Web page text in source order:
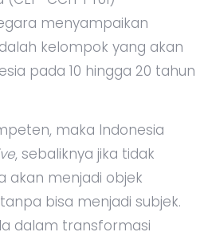
menyampaikan
kelompok yang akan
pada 10 hingga 20 tahun
maka Indonesia
, sebaliknya jika tidak
akan menjadi objek
bisa menjadi subjek.
dalam transformasi